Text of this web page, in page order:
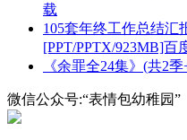
载
105套年终工作总结汇
[PPT/PPTX/923MB]百
《余罪全24集》(共2
微信公众号:“表情包幼稚园”